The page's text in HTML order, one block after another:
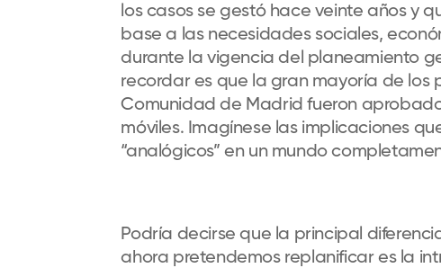
los casos se gestó hace veinte años y
base a las necesidades sociales,
durante la vigencia del planeamiento
recordar es que la gran mayoría de los
Comunidad de Madrid fueron
móviles. Imagínese las implicaciones
“analógicos” en un mundo
Podría decirse que la principal
ahora pretendemos replanificar es la